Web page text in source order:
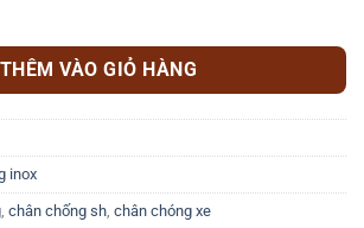
Inox Xe SH số lượng
THÊM VÀO GIỎ HÀNG
inox
chân chống sh chân chóng xe